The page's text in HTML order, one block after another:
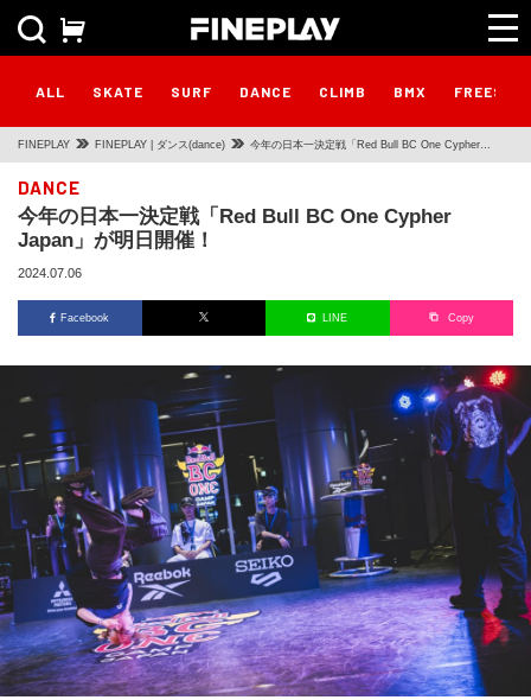
ALL SKATE SURF DANCE CLIMB BMX
FINEPLAY FINEPLAY | ダンス(dance) 今年の日本一決定戦「Red Bull BC One Cypher
DANCE
今年の日本一決定戦「Red Bull BC One Cypher
Japan」が明日開催！
2024.07.06
Facebook LINE Copy